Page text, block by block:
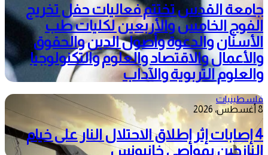
جامعة القدس تختتم فعاليات حفل تخريج
الفوج الخامس والأربعين لكليات طب
الأسنان والدعوة وأصول الدين والحقوق
والأعمال والاقتصاد والعلوم والتكنولوجيا
والعلوم التربوية والآداب
فلسطينيات
8 أغسطس، 2026
4 إصابات إثر إطلاق الاحتلال النار على خيام
النازحين بمواصي خانيونس